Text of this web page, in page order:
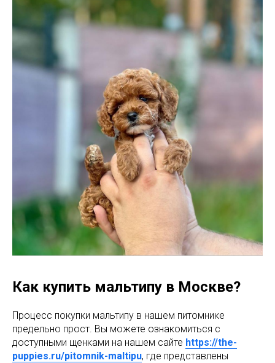
Как купить мальтипу в Москве?
Процесс покупки мальтипу в нашем питомнике
предельно прост. Вы можете ознакомиться с
доступными щенками на нашем сайте https://the-
puppies.ru/pitomnik-maltipu, где представлены